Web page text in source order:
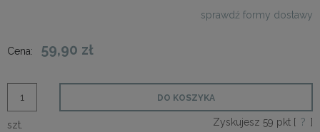
sprawdź formy dostawy
Cena: 59,90 zł
szt.
DO KOSZYKA
Zyskujesz 59 pkt [ ? ]